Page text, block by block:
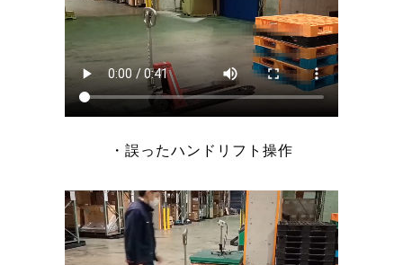
・誤ったハンドリフト操作